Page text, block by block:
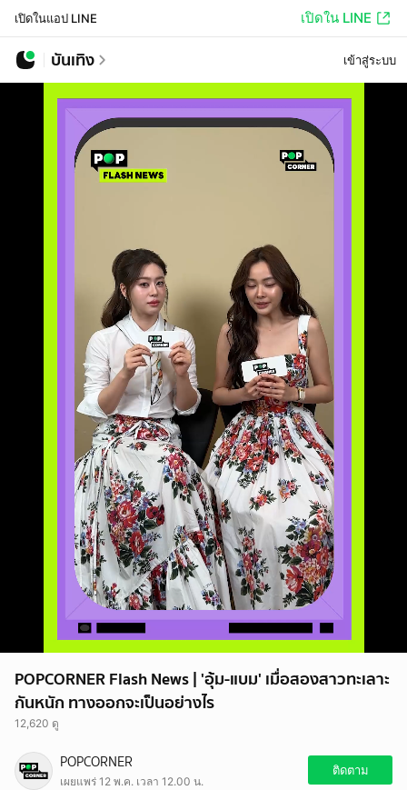
เปิดในแอป LINE เปิดใน LINE
บันเทิง เข้าสู่ระบบ
POPCORNER Flash News | 'อุ้ม-แบม' เมื่อสองสาวทะเลาะ
กันหนัก ทางออกจะเป็นอย่างไร
12,620 ดู
POPCORNER
เผยแพร่ 12 พ.ค. เวลา 12.00 น.
ติดตาม